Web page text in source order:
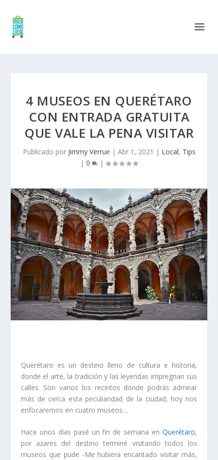
4 MUSEOS EN QUERÉTARO
CON ENTRADA GRATUITA
QUE VALE LA PENA VISITAR
Publicado por Jimmy Verrue | Abr 1, 2021 | Local, Tips
| 0 |
Querétaro es un destino lleno de cultura e historia,
donde el arte, la tradición y las leyendas impregnan sus
calles. Son varios los recintos donde podrás admirar
más de cerca esta peculiaridad de la ciudad, hoy nos
enfocaremos en cuatro museos…
Hace unos días pasé un fin de semana enQuerétaro,
por azares del destino terminé visitando todos los
museos que pude -Me hubiera encantado visitar más,